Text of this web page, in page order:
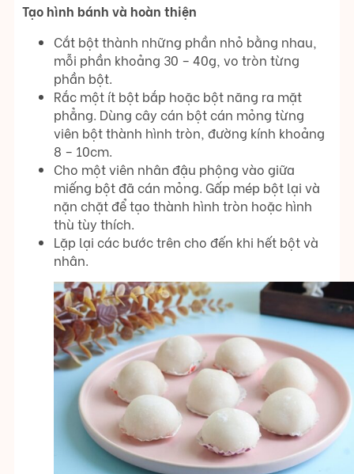
Tạo hình bánh và hoàn thiện
Cắt bột thành những phần nhỏ bằng nhau,
mỗi phần khoảng 30 – 40g, vo tròn từng
phần bột.
Rắc một ít bột bắp hoặc bột năng ra mặt
phẳng. Dùng cây cán bột cán mỏng từng
viên bột thành hình tròn, đường kính khoảng
8 – 10cm.
Cho một viên nhân đậu phộng vào giữa
miếng bột đã cán mỏng. Gấp mép bột lại và
nặn chặt để tạo thành hình tròn hoặc hình
thù tùy thích.
Lặp lại các bước trên cho đến khi hết bột và
nhân.